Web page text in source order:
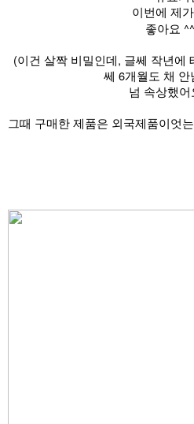
이번에 제
좋아요
(이건 살짝 비밀인데, 글쎄 작년에
쎄 6개월도 채
넘 속상했
그때 구매한 제품은 외국제품이엇